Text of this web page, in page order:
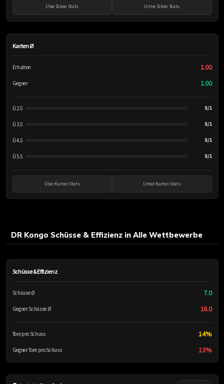
Über Ecken Stats Unter Ecken Stats
Karten Ø
Erhalten 1.00
Gegner 1.00
Ü 2.5 0/1
Ü 3.5 0/1
Ü 4.5 0/1
Ü 5.5 0/1
Über Karten Stats Unter Karten Stats
DR Kongo Schüsse & Effizienz in Alle Wettbewerbe
Schüsse & Effizienz
Schüsse Ø 7.0
Gegner Schüsse Ø 16.0
Tore pro Schuss 14%
Gegner Tore pro Schuss 13%